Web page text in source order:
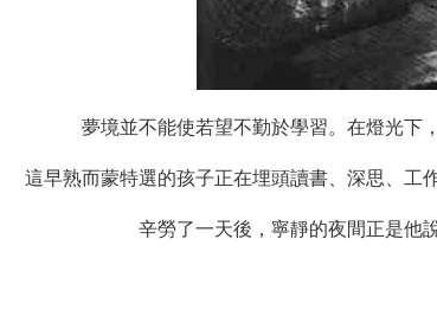
夢境並不能使若望不勤於學習。在燈光下
這早熟而蒙特選的孩子正在埋頭讀書、深思、工
辛勞了一天後，寧靜的夜間正是他